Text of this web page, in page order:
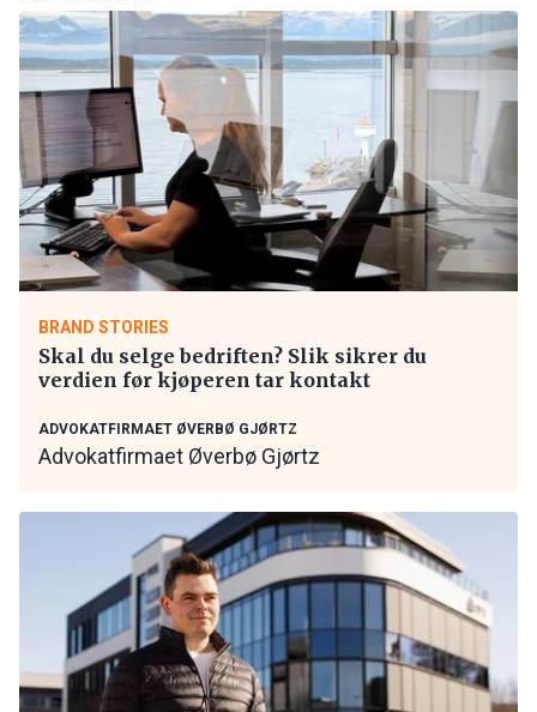
BRAND STORIES
Skal du selge bedriften? Slik sikrer du
verdien før kjøperen tar kontakt
ADVOKATFIRMAET ØVERBØ GJØRTZ
Advokatfirmaet Øverbø Gjørtz